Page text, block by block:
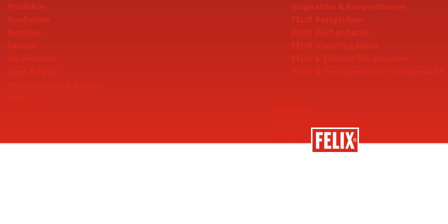
Produkte
Neuheiten
Ketchup
Saucen
Inspiration & Kooperationen
FELIX Rezeptideen
FELIX Küchenhacks
FELIX Upcycling-Ideen
Nachhaltigkeit